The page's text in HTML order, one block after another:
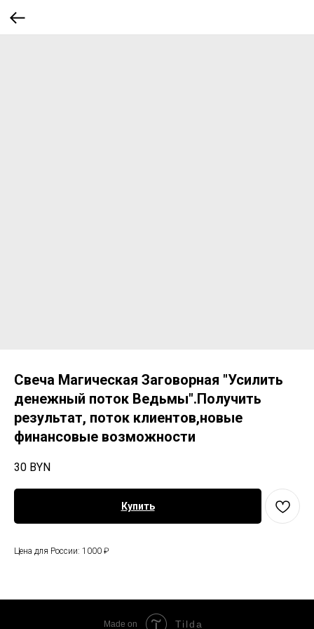
Свеча Магическая Заговорная "Усилить
денежный поток Ведьмы".Получить
результат, поток клиентов,новые
финансовые возможности
30 BYN
Купить
Цена для России: 1000 ₽
Made on Tilda